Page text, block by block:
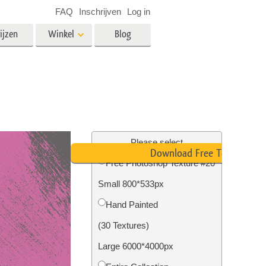
Foto Restauratie
Winkel Blog
FAQ Inschrijven Log in
Please select
Free Photoshop Texture #20
Small 800*533px
Hand Painted
(30 Textures)
Large 6000*4000px
Download Free Texture